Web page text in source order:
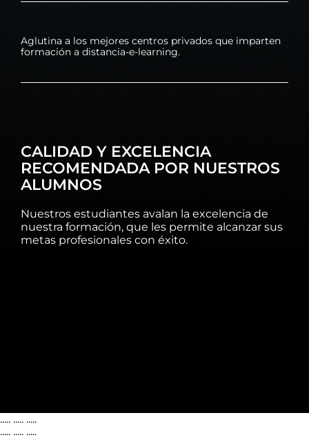
Aglutina a los mejores centros privados que imparten
formación a distancia-e-learning.
CALIDAD Y EXCELENCIA
RECOMENDADA POR NUESTROS
ALUMNOS
Nuestros estudiantes avalan la excelencia de
nuestra formación, que les permite alcanzar sus
metas profesionales con éxito.
..... ..... .....
..... ..... .....